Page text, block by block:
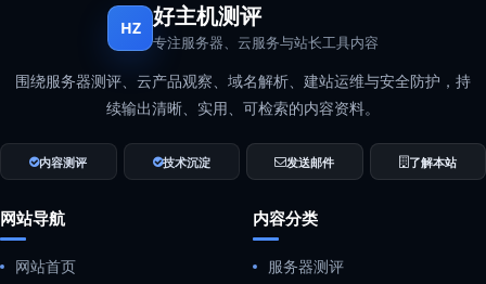
HZ 好主机测评
专注服务器、云服务与站长工具内容
围绕服务器测评、云产品观察、域名解析、建站运维与安全防护，持
续输出清晰、实用、可检索的内容资料。
内容测评 技术沉淀 发送邮件 了解本站
网站导航
网站首页
内容分类
服务器测评